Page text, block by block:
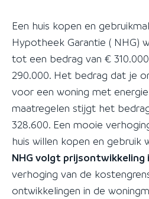
Een huis kopen en
Hypotheek Garantie ( NHG)
tot een bedrag van €
290.000. Het bedrag dat je
voor een woning met
maatregelen stijgt het
328.600. Een mooie
huis willen kopen en gebruik
NHG volgt prijsontwikkeling
verhoging van de
ontwikkelingen in de